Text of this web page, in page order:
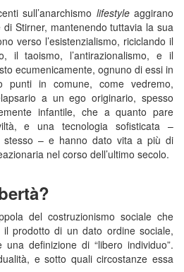
sull’anarchismo lifestyleaggirano
di Stirner, mantenendo tuttavia la sua
verso l’esistenzialismo, riciclando il
il taoismo, l’antirazionalismo, e il
ecumenicamente, ognuno di essi in
punti in comune, come vedremo,
a un ego originario, spesso
infantile, che a quanto pare
e una tecnologia sofisticata –
stesso – e hanno dato vita a più di
nel corso dell’ultimo secolo.
del costruzionismo sociale che
prodotto di un dato ordine sociale,
definizione di “libero individuo”.
e sotto quali circostanze essa